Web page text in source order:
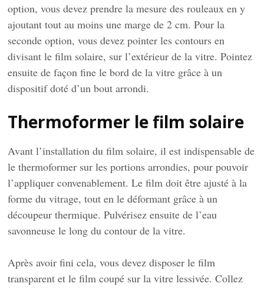
option, vous devez prendre la mesure des rouleaux en y
ajoutant tout au moins une marge de 2 cm. Pour la
seconde option, vous devez pointer les contours en
divisant le film solaire, sur l’extérieur de la vitre. Pointez
ensuite de façon fine le bord de la vitre grâce à un
dispositif doté d’un bout arrondi.
Thermoformer le film solaire
Avant l’installation du film solaire, il est indispensable de
le thermoformer sur les portions arrondies, pour pouvoir
l’appliquer convenablement. Le film doit être ajusté à la
forme du vitrage, tout en le déformant grâce à un
découpeur thermique. Pulvérisez ensuite de l’eau
savonneuse le long du contour de la vitre.
Après avoir fini cela, vous devez disposer le film
transparent et le film coupé sur la vitre lessivée. Collez